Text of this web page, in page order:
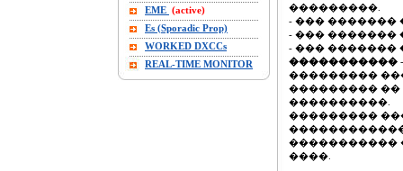
EME (active)
Es (Sporadic Prop)
WORKED DXCCs
REAL-TIME MONITOR
���������.
- ��� �������
- ��� �������
- ��� �������
�����������
���������
��������� ��
����������.
���������
�����������
����.